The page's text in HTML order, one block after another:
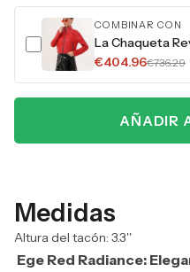
COMBINAR CON
€404.96€736.29
AÑADIR
Medidas
Altura del tacón: 3.3''
Ege Red Radiance: